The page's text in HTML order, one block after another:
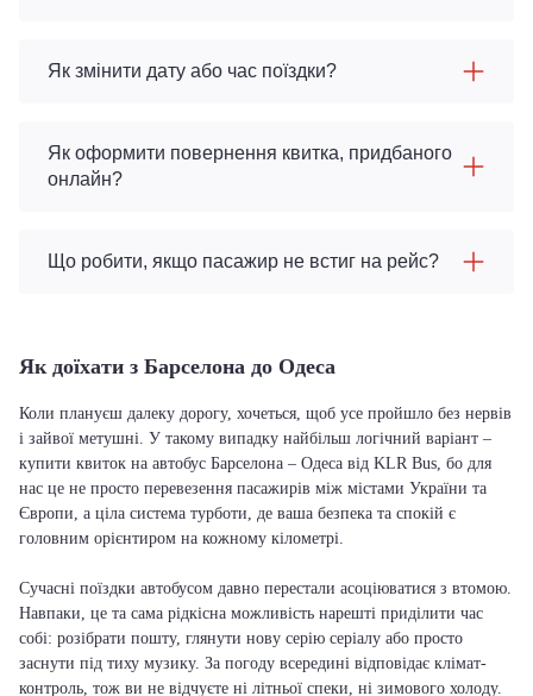
Як змінити дату або час поїздки?
Як оформити повернення квитка, придбаного
онлайн?
Що робити, якщо пасажир не встиг на рейс?
Як доїхати з Барселона до Одеса
Коли плануєш далеку дорогу, хочеться, щоб усе пройшло без нервів
і зайвої метушні. У такому випадку найбільш логічний варіант –
купити квиток на автобус Барселона – Одеса від KLR Bus, бо для
нас це не просто перевезення пасажирів між містами України та
Європи, а ціла система турботи, де ваша безпека та спокій є
головним орієнтиром на кожному кілометрі.
Сучасні поїздки автобусом давно перестали асоціюватися з втомою.
Навпаки, це та сама рідкісна можливість нарешті приділити час
собі: розібрати пошту, глянути нову серію серіалу або просто
заснути під тиху музику. За погоду всередині відповідає клімат-
контроль, тож ви не відчуєте ні літньої спеки, ні зимового холоду.